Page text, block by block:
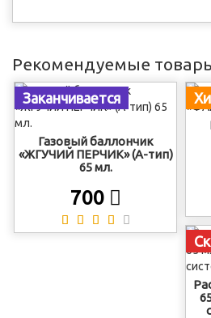
Рекомендуемые
Заканчивается
Газовый баллончик
«ЖГУЧИЙ ПЕРЧИК» (А-тип)
65 мл.
700